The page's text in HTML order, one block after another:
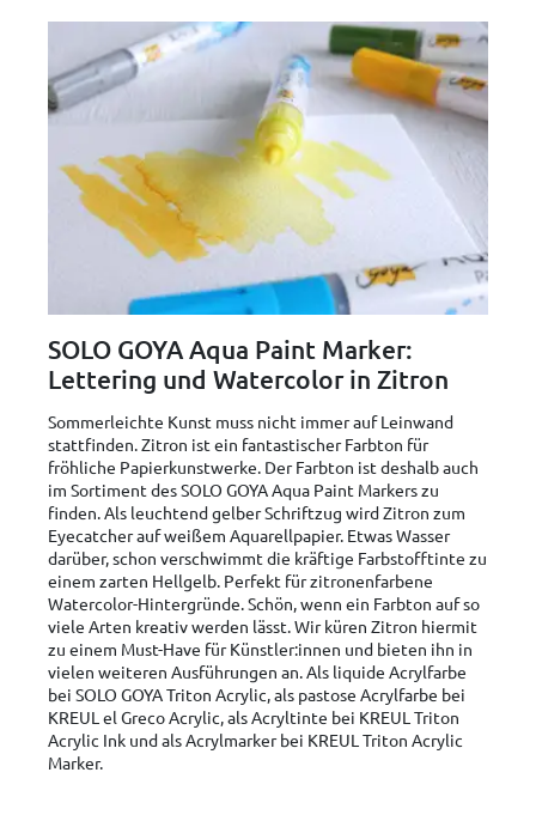
SOLO GOYA Aqua Paint Marker:
Lettering und Watercolor in Zitron
Sommerleichte Kunst muss nicht immer auf Leinwand
stattfinden. Zitron ist ein fantastischer Farbton für
fröhliche Papierkunstwerke. Der Farbton ist deshalb auch
im Sortiment des SOLO GOYA Aqua Paint Markers zu
finden. Als leuchtend gelber Schriftzug wird Zitron zum
Eyecatcher auf weißem Aquarellpapier. Etwas Wasser
darüber, schon verschwimmt die kräftige Farbstofftinte zu
einem zarten Hellgelb. Perfekt für zitronenfarbene
Watercolor-Hintergründe. Schön, wenn ein Farbton auf so
viele Arten kreativ werden lässt. Wir küren Zitron hiermit
zu einem Must-Have für Künstler:innen und bieten ihn in
vielen weiteren Ausführungen an. Als liquide Acrylfarbe
bei SOLO GOYA Triton Acrylic, als pastose Acrylfarbe bei
KREUL el Greco Acrylic, als Acryltinte bei KREUL Triton
Acrylic Ink und als Acrylmarker bei KREUL Triton Acrylic
Marker.